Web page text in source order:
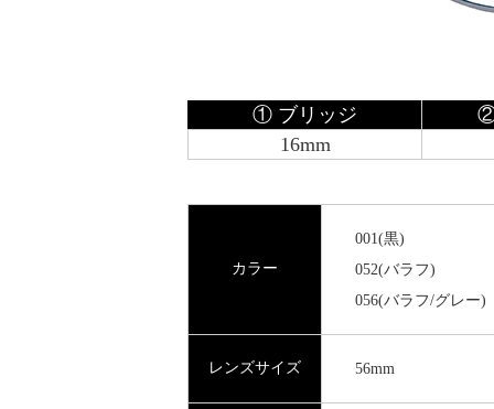
① ブリッジ
②
16mm
カラー
001(黒)
052(バラフ)
056(バラフ/グレー)
レンズサイズ 56mm